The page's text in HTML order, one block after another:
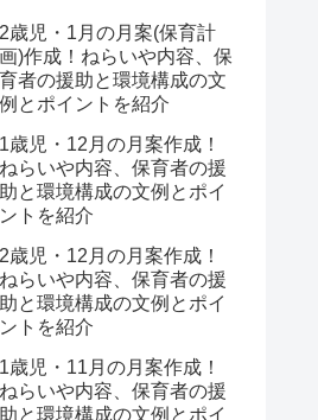
2歳児・1月の月案(保育計
画)作成！ねらいや内容、保
育者の援助と環境構成の文
例とポイントを紹介
1歳児・12月の月案作成！
ねらいや内容、保育者の援
助と環境構成の文例とポイ
ントを紹介
2歳児・12月の月案作成！
ねらいや内容、保育者の援
助と環境構成の文例とポイ
ントを紹介
1歳児・11月の月案作成！
ねらいや内容、保育者の援
助と環境構成の文例とポイ